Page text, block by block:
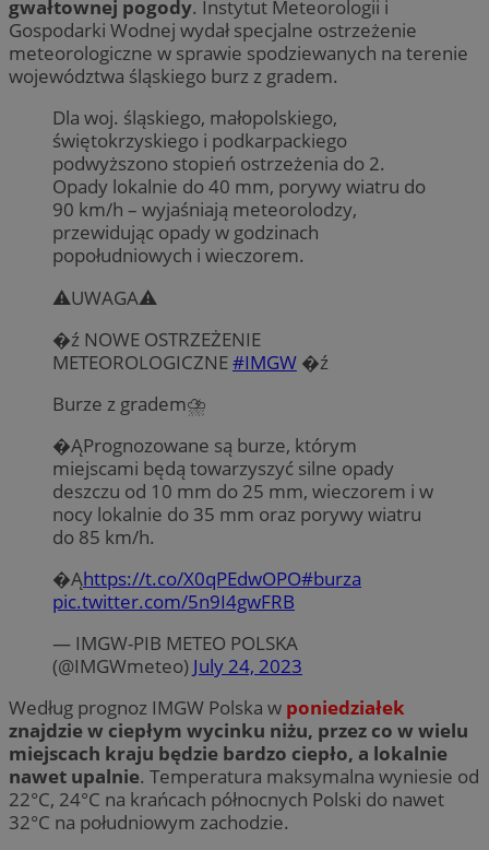
gwałtownej pogody. Instytut Meteorologii i
Gospodarki Wodnej wydał specjalne ostrzeżenie
meteorologiczne w sprawie spodziewanych na terenie
województwa śląskiego burz z gradem.
Dla woj. śląskiego, małopolskiego,
świętokrzyskiego i podkarpackiego
podwyższono stopień ostrzeżenia do 2.
Opady lokalnie do 40 mm, porywy wiatru do
90 km/h – wyjaśniają meteorolodzy,
przewidując opady w godzinach
popołudniowych i wieczorem.
⚠️UWAGA⚠️
�ź️ NOWE OSTRZEŻENIE
METEOROLOGICZNE#IMGW �ź️
Burze z gradem⛈️
�Ą️Prognozowane są burze, którym
miejscami będą towarzyszyć silne opady
deszczu od 10 mm do 25 mm, wieczorem i w
nocy lokalnie do 35 mm oraz porywy wiatru
do 85 km/h.
�Ą️https://t.co/X0qPEdwOPO#burza
pic.twitter.com/5n9I4gwFRB
— IMGW-PIB METEO POLSKA
(@IMGWmeteo) July 24, 2023
Według prognoz IMGW Polska w poniedziałek
znajdzie w ciepłym wycinku niżu, przez co w wielu
miejscach kraju będzie bardzo ciepło, a lokalnie
nawet upalnie. Temperatura maksymalna wyniesie od
22°C, 24°C na krańcach północnych Polski do nawet
32°C na południowym zachodzie.